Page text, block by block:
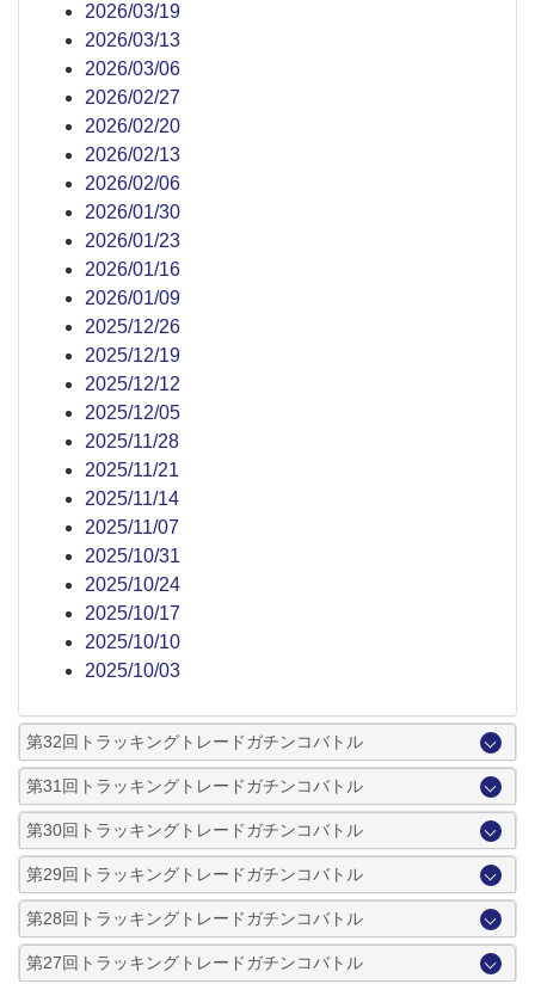
2026/03/19
2026/03/13
2026/03/06
2026/02/27
2026/02/20
2026/02/13
2026/02/06
2026/01/30
2026/01/23
2026/01/16
2026/01/09
2025/12/26
2025/12/19
2025/12/12
2025/12/05
2025/11/28
2025/11/21
2025/11/14
2025/11/07
2025/10/31
2025/10/24
2025/10/17
2025/10/10
2025/10/03
第32回トラッキングトレードガチンコバトル
第31回トラッキングトレードガチンコバトル
第30回トラッキングトレードガチンコバトル
第29回トラッキングトレードガチンコバトル
第28回トラッキングトレードガチンコバトル
第27回トラッキングトレードガチンコバトル